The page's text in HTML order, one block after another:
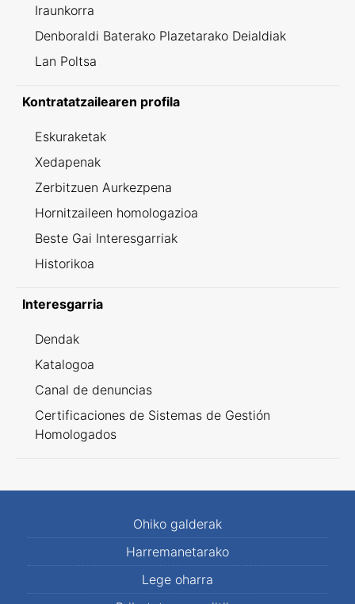
Iraunkorra
Denboraldi Baterako Plazetarako Deialdiak
Lan Poltsa
Kontratatzailearen profila
Eskuraketak
Xedapenak
Zerbitzuen Aurkezpena
Hornitzaileen homologazioa
Beste Gai Interesgarriak
Historikoa
Interesgarria
Dendak
Katalogoa
Canal de denuncias
Certificaciones de Sistemas de Gestión
Homologados
Ohiko galderak
Harremanetarako
Lege oharra